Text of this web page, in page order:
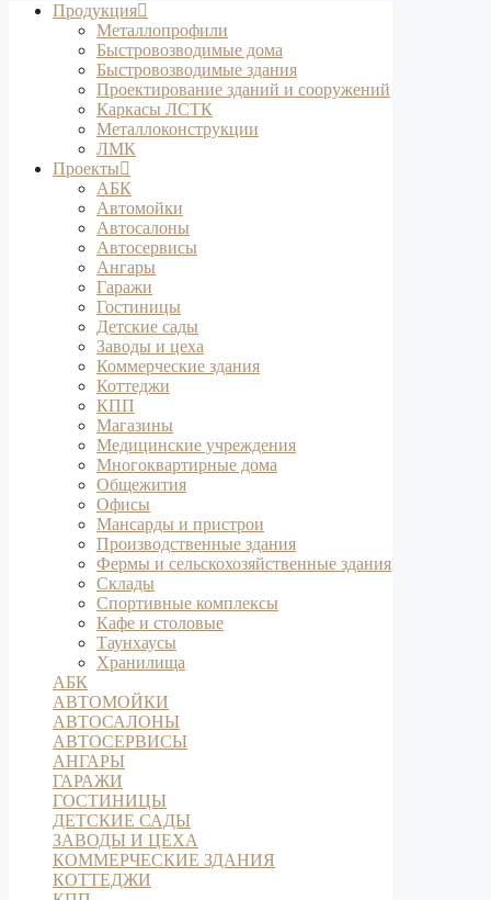
Продукция
Металлопрофили
Быстровозводимые дома
Быстровозводимые здания
Проектирование зданий и сооружений
Каркасы ЛСТК
Металлоконструкции
ЛМК
Проекты
АБК
Автомойки
Автосалоны
Автосервисы
Ангары
Гаражи
Гостиницы
Детские сады
Заводы и цеха
Коммерческие здания
Коттеджи
КПП
Магазины
Медицинские учреждения
Многоквартирные дома
Общежития
Офисы
Мансарды и пристрои
Производственные здания
Фермы и сельскохозяйственные здания
Склады
Спортивные комплексы
Кафе и столовые
Таунхаусы
Хранилища
АБК
АВТОМОЙКИ
АВТОСАЛОНЫ
АВТОСЕРВИСЫ
АНГАРЫ
ГАРАЖИ
ГОСТИНИЦЫ
ДЕТСКИЕ САДЫ
ЗАВОДЫ И ЦЕХА
КОММЕРЧЕСКИЕ ЗДАНИЯ
КОТТЕДЖИ